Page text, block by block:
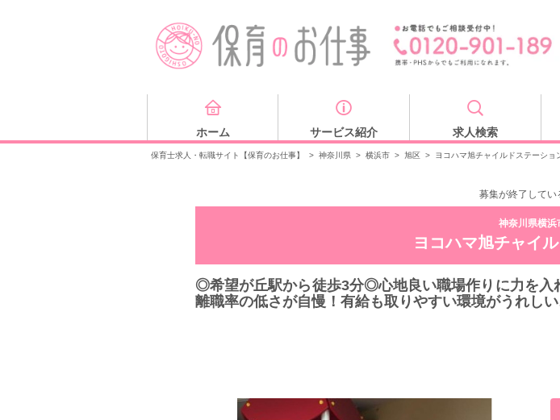
ホーム サービス紹介 求人検索
保育士求人・転職サイト【保育のお仕事】 > 神奈川県 > 横浜市 > 旭区 > ヨコハマ旭チャイルドステーショ
募集が終了してい
神奈川県横浜
ヨコハマ旭チャイ
◎希望が丘駅から徒歩3分◎心地良い職場作りに力を入
離職率の低さが自慢！有給も取りやすい環境がうれしい